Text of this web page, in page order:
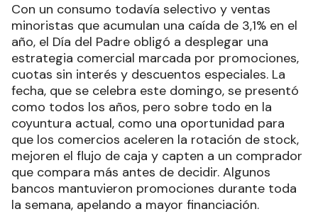
Con un consumo todavía selectivo y ventas
minoristas que acumulan una caída de 3,1% en el
año, el Día del Padre obligó a desplegar una
estrategia comercial marcada por promociones,
cuotas sin interés y descuentos especiales. La
fecha, que se celebra este domingo, se presentó
como todos los años, pero sobre todo en la
coyuntura actual, como una oportunidad para
que los comercios aceleren la rotación de stock,
mejoren el flujo de caja y capten a un comprador
que compara más antes de decidir. Algunos
bancos mantuvieron promociones durante toda
la semana, apelando a mayor financiación.